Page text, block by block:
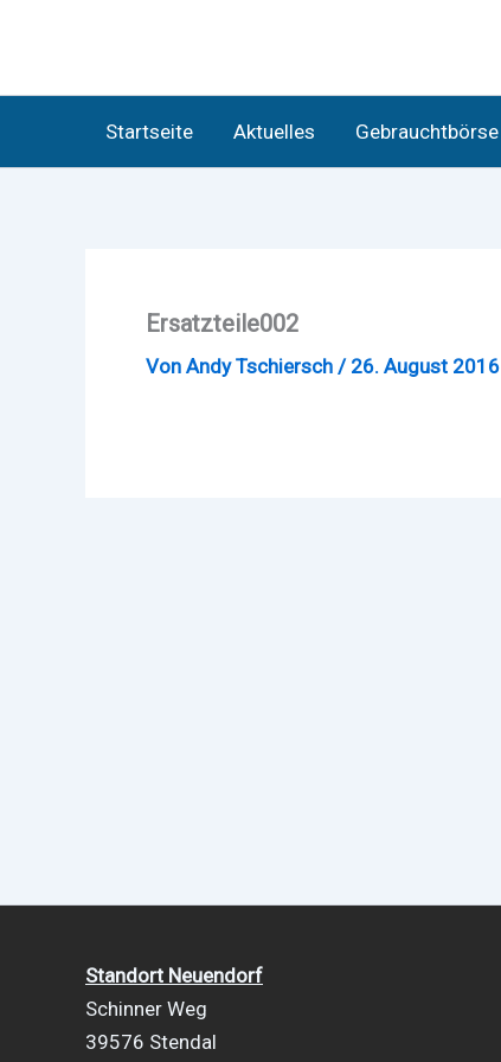
Startseite Aktuelles Gebrauchtbörse
Ersatzteile002
Von Andy Tschiersch / 26. August 2016
Standort Neuendorf
Schinner Weg
39576 Stendal